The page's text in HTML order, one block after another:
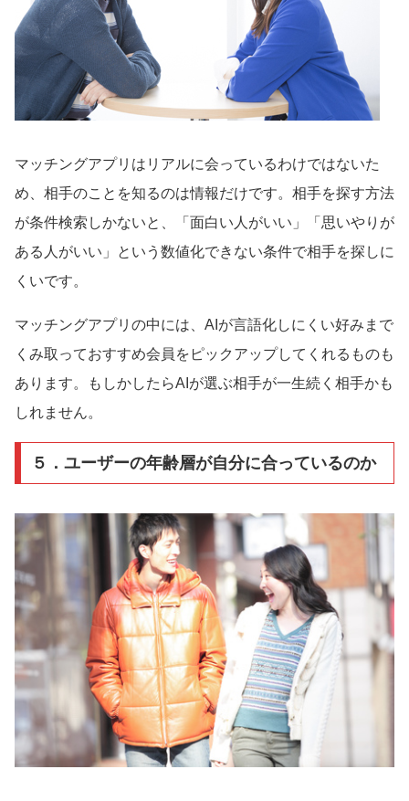
マッチングアプリはリアルに会っているわけではないた
め、相手のことを知るのは情報だけです。相手を探す方法
が条件検索しかないと、「面白い人がいい」「思いやりが
ある人がいい」という数値化できない条件で相手を探しに
くいです。
マッチングアプリの中には、AIが言語化しにくい好みまで
くみ取っておすすめ会員をピックアップしてくれるものも
あります。もしかしたらAIが選ぶ相手が一生続く相手かも
しれません。
５．ユーザーの年齢層が自分に合っているのか